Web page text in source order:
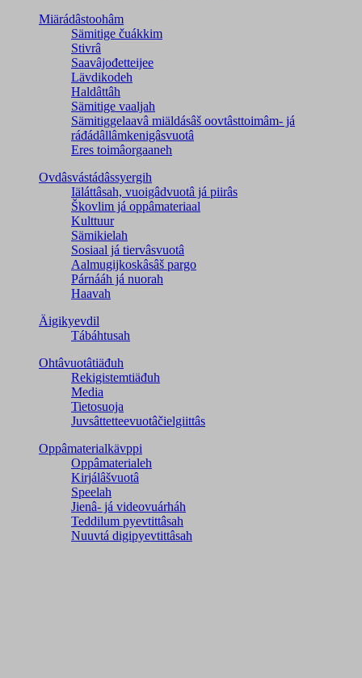
Miärádâstoohâm
Sämitige čuákkim
Stivrâ
Saavâjođetteijee
Lävdikodeh
Haldâttâh
Sämitige vaaljah
Sämitiggelaavâ miäldásâš oovtâsttoimâm- já
ráđádâllâmkenigâsvuotâ
Eres toimâorgaaneh
Ovdâsvástádâssyergih
Iäláttâsah, vuoigâdvuotâ já piirâs
Škovlim já oppâmateriaal
Kulttuur
Sämikielah
Sosiaal já tiervâsvuotâ
Aalmugijkoskâsâš pargo
Párnááh já nuorah
Haavah
Äigikyevdil
Tábáhtusah
Ohtâvuotâtiäđuh
Rekigistemtiäđuh
Media
Tietosuoja
Juvsâttetteevuotâčielgiittâs
Oppâmaterialkävppi
Oppâmaterialeh
Kirjálâšvuotâ
Speelah
Jienâ- já videovuárháh
Teddilum pyevtittâsah
Nuuvtá digipyevtittâsah